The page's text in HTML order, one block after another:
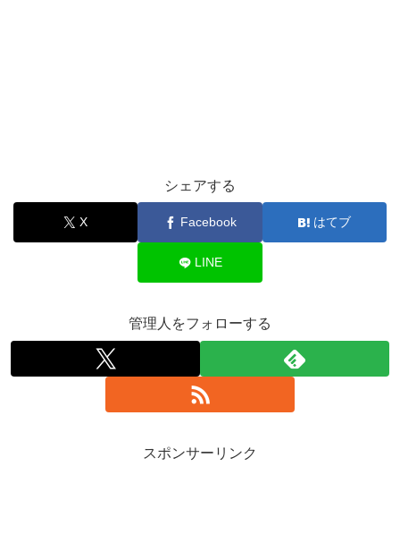
シェアする
X Facebook はてブ
LINE
管理人をフォローする
スポンサーリンク